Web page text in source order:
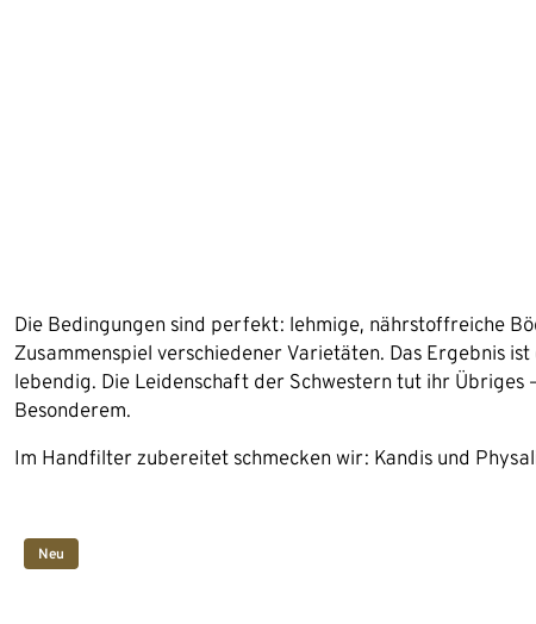
Die Bedingungen sind perfekt: lehmige, nährstoffreiche
Zusammenspiel verschiedener Varietäten. Das Ergebnis
lebendig. Die Leidenschaft der Schwestern tut ihr Übriges
Besonderem.
Im Handfilter zubereitet schmecken wir: Kandis und
Neu